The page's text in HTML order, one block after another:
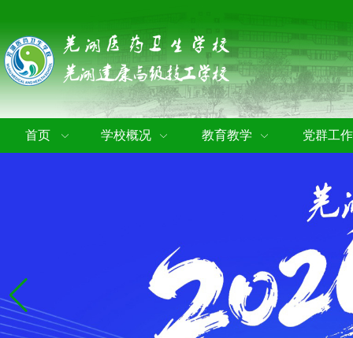
首页 学校概况 教育教学 党群工作